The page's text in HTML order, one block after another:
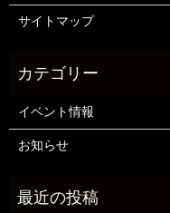
サイトマップ
イベント情報
お知らせ